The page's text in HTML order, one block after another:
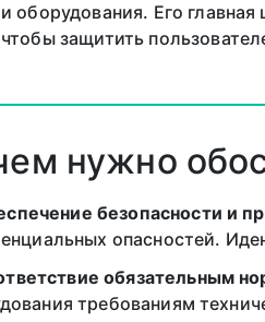
и оборудования. Его
чтобы защитить
нужно
безопасности и
опасностей.
обязательным
требованиям